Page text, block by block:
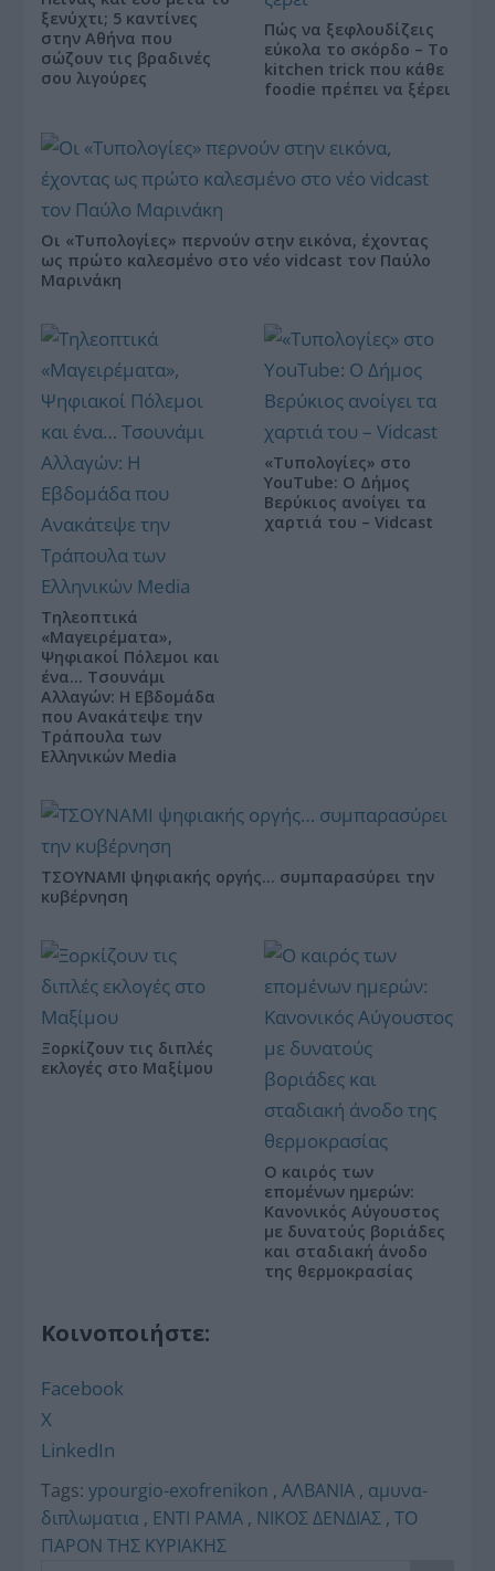
ξενύχτι; 5 καντίνες
στην Αθήνα που
σώζουν τις βραδινές
σου λιγούρες
Πώς να ξεφλουδίζεις
εύκολα το σκόρδο – Το
kitchen trick που κάθε
foodie πρέπει να ξέρει
Οι «Τυπολογίες» περνούν στην εικόνα, έχοντας
ως πρώτο καλεσμένο στο νέο vidcast τον Παύλο
Μαρινάκη
Τηλεοπτικά
«Μαγειρέματα»,
Ψηφιακοί Πόλεμοι και
ένα… Τσουνάμι
Αλλαγών: Η Εβδομάδα
που Ανακάτεψε την
Τράπουλα των
Ελληνικών Media
«Τυπολογίες» στο
YouTube: Ο Δήμος
Βερύκιος ανοίγει τα
χαρτιά του – Vidcast
ΤΣΟΥΝΑΜΙ ψηφιακής οργής… συμπαρασύρει την
κυβέρνηση
Ξορκίζουν τις διπλές
εκλογές στο Μαξίμου
Ο καιρός των
επομένων ημερών:
Κανονικός Αύγουστος
με δυνατούς βοριάδες
και σταδιακή άνοδο
της θερμοκρασίας
Κοινοποιήστε:
Facebook
X
LinkedIn
Tags: ypourgio-exofrenikon ,ΑΛΒΑΝΙΑ , αμυνα-
διπλωματια , ΕΝΤΙ ΡΑΜΑ , ΝΙΚΟΣ ΔΕΝΔΙΑΣ ,ΤΟ
ΠΑΡΟΝ ΤΗΣ ΚΥΡΙΑΚΗΣ